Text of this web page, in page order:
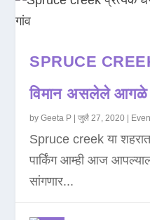
SPRUCE
विमान असलेले आगळे
byGeeta P |जुलै 27, 2020
Spruce creek या शहरात
पार्किंग आम्ही आज
सांगणार...